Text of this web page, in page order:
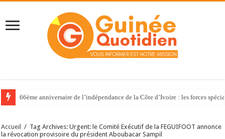
66ème anniversaire de l’indépendance de la Côte d’Ivoire : les forces
Accueil / Tag Archives: Urgent: le Comité Exécutif de la FEGUIFOOT annonce
la révocation provisoire du président Aboubacar Sampil